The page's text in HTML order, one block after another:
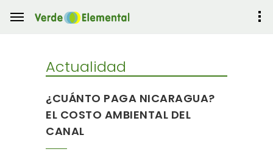
Actualidad
¿CUÁNTO PAGA NICARAGUA?
EL COSTO AMBIENTAL DEL
CANAL